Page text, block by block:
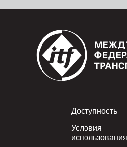
Footer
Доступность
Условия
использования